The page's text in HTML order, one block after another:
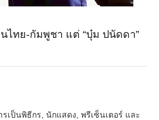
ไทย-กัมพูชา แต่ “บุ๋ม ปนัดดา”
เป็นพิธีกร, นักแสดง, พรีเซ็นเตอร์ และ